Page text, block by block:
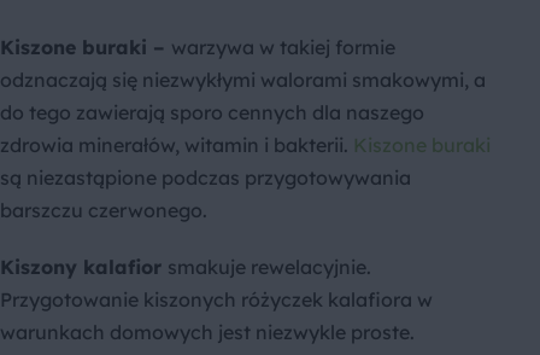
Kiszone buraki – warzywa w takiej formie
odznaczają się niezwykłymi walorami smakowymi, a
do tego zawierają sporo cennych dla naszego
zdrowia minerałów, witamin i bakterii. Kiszone buraki
są niezastąpione podczas przygotowywania
barszczu czerwonego.
Kiszony kalafior smakuje rewelacyjnie.
Przygotowanie kiszonych różyczek kalafiora w
warunkach domowych jest niezwykle proste.